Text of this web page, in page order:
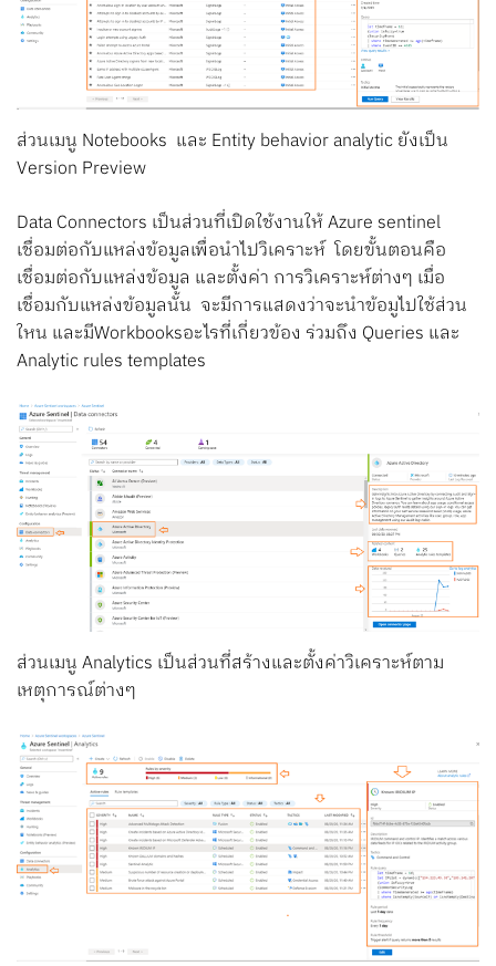
ส่วนเมนู Notebooks และ Entity behavior analytic ยังเป็น
Version Preview
Data Connectors เป็นส่วนที่เปิดใช้งานให้ Azure sentinel
เชื่อมต่อกับแหล่งข้อมูลเพื่อนำไปวิเคราะห์ โดยขั้นตอนคือ
เชื่อมต่อกับแหล่งข้อมูล และตั้งค่า การวิเคราะห์ต่างๆ เมื่อ
เชื่อมกับแหล่งข้อมูลนั้น จะมีการแสดงว่าจะนำข้อมูไปใช้ส่วน
ใหน และมีWorkbooksอะไรที่เกี่ยวข้อง ร่วมถึง Queries และ
Analytic rules templates
ส่วนเมนู Analytics เป็นส่วนที่สร้างและตั้งค่าวิเคราะห์ตาม
เหตุการณ์ต่างๆ